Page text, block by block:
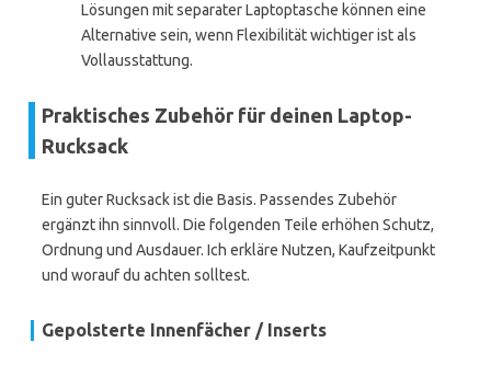
Lösungen mit separater Laptoptasche können eine
Alternative sein, wenn Flexibilität wichtiger ist als
Vollausstattung.
Praktisches Zubehör für deinen Laptop-
Rucksack
Ein guter Rucksack ist die Basis. Passendes Zubehör
ergänzt ihn sinnvoll. Die folgenden Teile erhöhen Schutz,
Ordnung und Ausdauer. Ich erkläre Nutzen, Kaufzeitpunkt
und worauf du achten solltest.
Gepolsterte Innenfächer / Inserts